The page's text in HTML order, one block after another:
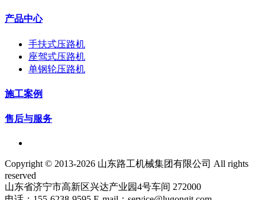
产品中心
手扶式压路机
座驾式压路机
单钢轮压路机
施工案例
售后与服务
Copyright © 2013-2026 山东路工机械集团有限公司 All rights
reserved
山东省济宁市高新区兴达产业园4号车间 272000